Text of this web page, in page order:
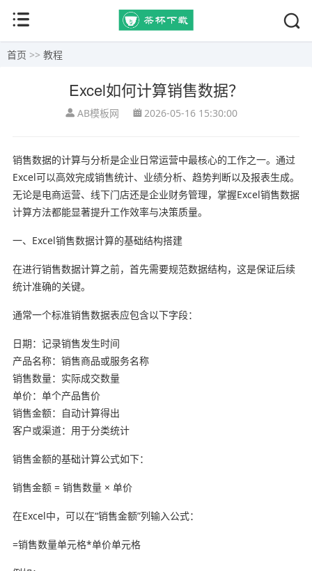
首页 >> 教程
Excel如何计算销售数据？
AB模板网 2026-05-16 15:30:00
销售数据的计算与分析是企业日常运营中最核心的工作之一。通过
Excel可以高效完成销售统计、业绩分析、趋势判断以及报表生成。
无论是电商运营、线下门店还是企业财务管理，掌握Excel销售数据
计算方法都能显著提升工作效率与决策质量。
一、Excel销售数据计算的基础结构搭建
在进行销售数据计算之前，首先需要规范数据结构，这是保证后续
统计准确的关键。
通常一个标准销售数据表应包含以下字段：
日期：记录销售发生时间
产品名称：销售商品或服务名称
销售数量：实际成交数量
单价：单个产品售价
销售金额：自动计算得出
客户或渠道：用于分类统计
销售金额的基础计算公式如下：
销售金额 = 销售数量 × 单价
在Excel中，可以在“销售金额”列输入公式：
=销售数量单元格*单价单元格